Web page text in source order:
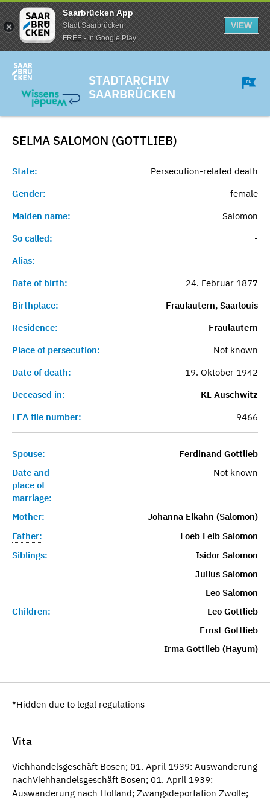
Saarbrücken App
Stadt Saarbrücken
FREE - In Google Play
VIEW
STADTARCHIV
SAARBRÜCKEN
SELMA SALOMON (GOTTLIEB)
State:
Persecution-related death
Gender:
female
Maiden name:
Salomon
So called:
-
Alias:
-
Date of birth:
24. Februar 1877
Birthplace:
Fraulautern, Saarlouis
Residence:
Fraulautern
Place of persecution:
Not known
Date of death:
19. Oktober 1942
Deceased in:
KL Auschwitz
LEA file number:
9466
Spouse:
Ferdinand Gottlieb
Date and
place of
marriage:
Not known
Mother:
Johanna Elkahn (Salomon)
Father:
Loeb Leib Salomon
Siblings:
Isidor Salomon
Julius Salomon
Leo Salomon
Children:
Leo Gottlieb
Ernst Gottlieb
Irma Gottlieb (Hayum)
*Hidden due to legal regulations
Vita
Viehhandelsgeschäft Bosen; 01. April 1939: Auswanderung
nachViehhandelsgeschäft Bosen; 01. April 1939:
Auswanderung nach Holland; Zwangsdeportation Zwolle;